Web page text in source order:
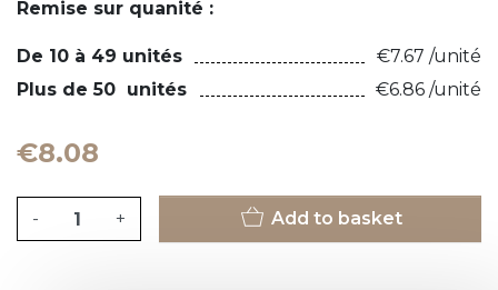
Remise sur quanité :
De 10 à 49 unités
€7.67 /unité
Plus de 50 unités
€6.86 /unité
€8.08
- + Add to basket